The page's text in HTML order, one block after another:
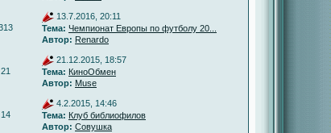
13.7.2016, 20:11
Тема: Чемпионат Европы по футболу 20...
Автор: Renardo
21
21.12.2015, 18:57
Тема: КиноОбмен
Автор: Muse
14
4.2.2015, 14:46
Тема: Клуб библиофилов
Автор: Совушка